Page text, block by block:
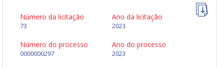
Número da licitação
73
Ano da licitação
2023
Número do processo
0000000297
Ano do processo
2023